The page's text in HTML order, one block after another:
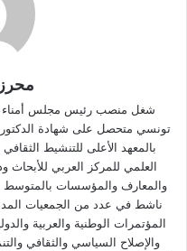
شغل منصب رئيس مجلس أمناء
تونسي متحصل على شهادة
بالمعهد الأعلى للتنشيط
العلمي للمركز العربي
والمعارف والمؤسسات بالمتوسط
ناشط في عدد من الجمعيات
المؤتمرات الوطنية والعربية
والإصلاح السياسي والثقافي